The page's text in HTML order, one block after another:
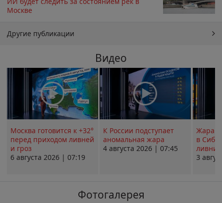
Москве
Другие публикации
Видео
Москва готовится к +32°
перед приходом ливней
и гроз
6 августа 2026 | 07:19
К России подступает
аномальная жара
4 августа 2026 | 07:45
Жара в
в
ливни
3
Фотогалерея